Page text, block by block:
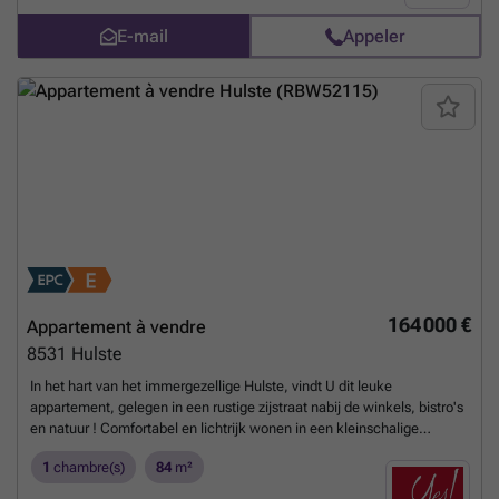
E-mail Appeler
164 000 €
Appartement à vendre
8531 Hulste
In het hart van het immergezellige Hulste, vindt U dit leuke
appartement, gelegen in een rustige zijstraat nabij de winkels, bistro's
en natuur ! Comfortabel en lichtrijk wonen in een kleinschalige
berging. De living springt in het oog door zijn vele lichtinval langs beide
hoeken ! Met daarnaast een ruime leefkeuken met een gezellig
1 chambre(s) 84 m²